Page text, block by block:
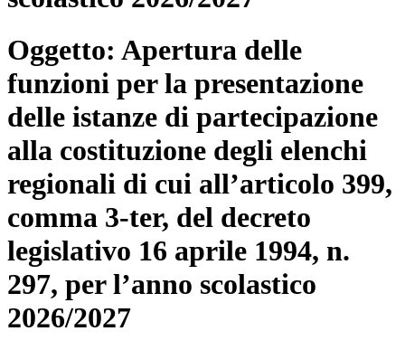
Oggetto: Apertura delle
funzioni per la presentazione
delle istanze di partecipazione
alla costituzione degli elenchi
regionali di cui all’articolo 399,
comma 3-ter, del decreto
legislativo 16 aprile 1994, n.
297, per l’anno scolastico
2026/2027